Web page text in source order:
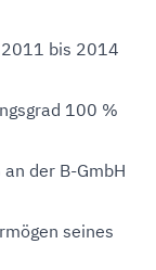
bis 2014
100 %
der B-GmbH
seines